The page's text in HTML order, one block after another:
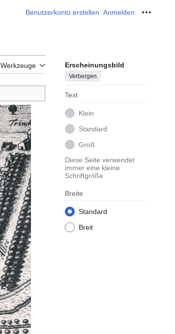
Benutzerkonto erstellen Anmelden Meine
Werkzeuge Erscheinungsbild
Verbergen
Text
Klein
Standard
Groß
Diese Seite verwendet
immer eine kleine
Schriftgröße
Breite
Standard
Breit